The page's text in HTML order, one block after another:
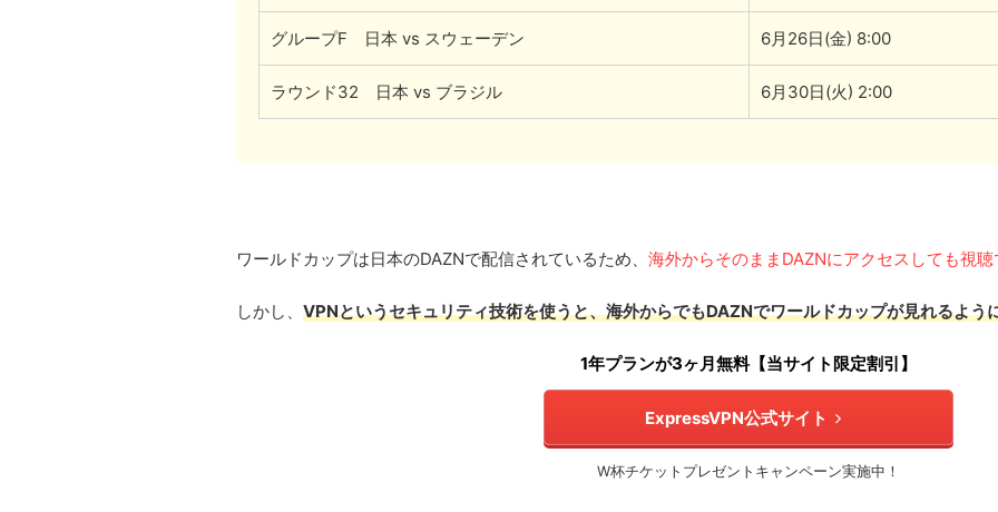
グループF 日本 vs スウェーデン 6月26日(金) 8:00
ラウンド32 日本 vs ブラジル 6月30日(火) 2:00
ワールドカップは日本のDAZNで配信されているため、 海外からそのままDAZNにアクセスしても視
しかし、 VPNというセキュリティ技術を使うと、海外からでもDAZNでワールドカップが見れるよう
1年プランが3ヶ月無料【当サイト限定割引】
ExpressVPN公式サイト
W杯チケットプレゼントキャンペーン実施中！